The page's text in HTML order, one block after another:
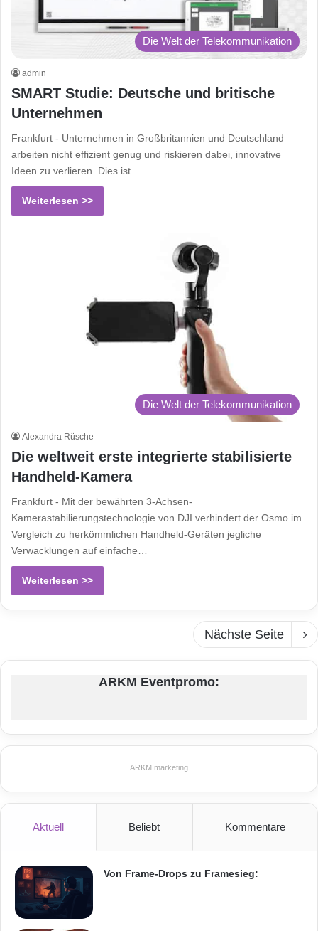
Die Welt der Telekommunikation
admin
SMART Studie: Deutsche und britische
Unternehmen
Frankfurt - Unternehmen in Großbritannien und Deutschland
arbeiten nicht effizient genug und riskieren dabei, innovative
Ideen zu verlieren. Dies ist…
Weiterlesen >>
Die Welt der Telekommunikation
Alexandra Rüsche
Die weltweit erste integrierte stabilisierte
Handheld-Kamera
Frankfurt - Mit der bewährten 3-Achsen-
Kamerastabilierungstechnologie von DJI verhindert der Osmo im
Vergleich zu herkömmlichen Handheld-Geräten jegliche
Verwacklungen auf einfache…
Weiterlesen >>
Nächste Seite
ARKM Eventpromo:
ARKM.marketing
Aktuell Beliebt Kommentare
Von Frame-Drops zu Framesieg: